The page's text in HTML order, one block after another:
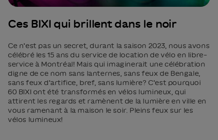
Ces BIXI qui brillent dans le noir
Ce n’est pas un secret, durant la saison 2023, nous avons
célébré les 15 ans du service de location de vélo en libre-
service à Montréal! Mais qui imaginerait une célébration
digne de ce nom sans lanternes, sans feux de Bengale,
sans feux d’artifice, bref, sans lumière? C’est pourquoi
60 BIXI ont été transformés en vélos lumineux, qui
attirent les regards et ramènent de la lumière en ville en
vous ramenant à la maison le soir. Pleins feux sur les
vélos lumineux!